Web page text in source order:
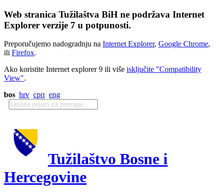
Web stranica Tužilaštva BiH ne podržava Internet
Explorer verzije 7 u potpunosti.
Preporučujemo nadogradnju na Internet Explorer, Google Chrome,
ili Firefox.
Ako koristite Internet explorer 9 ili više isključite "Compatibility
View".
bos hrv срп eng
Tužilaštvo Bosne i
Hercegovine